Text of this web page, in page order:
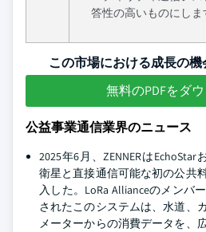
答性の高いものにしま
この市場における成長の
無料のPDFをダ
公益事業通信業界のニュース
2025年6月、ZENNERはEchoStar
衛星と直接通信可能な初の公共
入した。LoRa Allianceのメンバ
されたこのシステムは、水道、
メーターからの消費データを、